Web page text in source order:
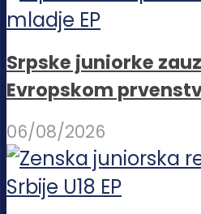
Srpske juniorke
Evropskom
06/08/2026